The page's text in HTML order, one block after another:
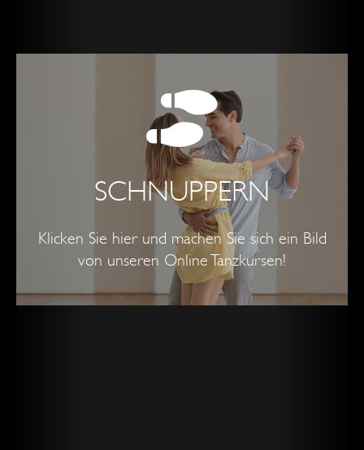
SCHNUPPERN
Klicken Sie hier und machen Sie sich ein Bild
von unseren Online Tanzkursen!